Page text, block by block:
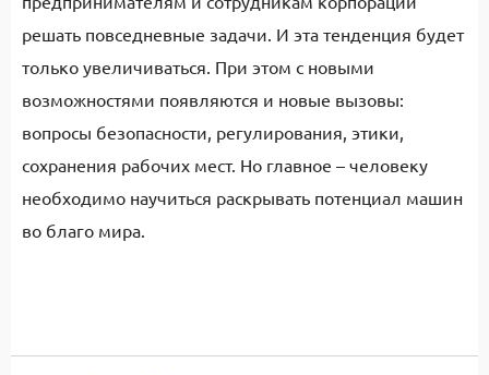
решать повседневные задачи. И эта тенденция будет
только увеличиваться. При этом с новыми
возможностями появляются и новые вызовы:
вопросы безопасности, регулирования, этики,
сохранения рабочих мест. Но главное – человеку
необходимо научиться раскрывать потенциал машин
во благо мира.